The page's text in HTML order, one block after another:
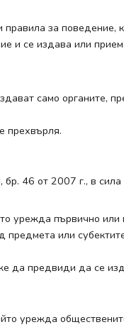
за поведение,
и се издава или
само органите,
прехвърля.
46 от 2007 г., в
урежда първично или
или
да предвиди да се
урежда